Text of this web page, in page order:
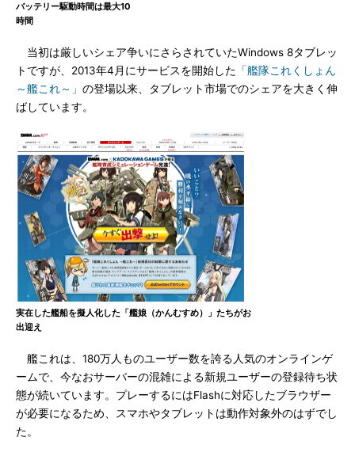
バッテリー駆動時間は最大10
時間
当初は厳しいシェア争いにさらされていたWindows 8タブレッ
トですが、2013年4月にサービスを開始した 「艦隊これくしょん
～艦これ～」 の登場以来、タブレット市場でのシェアを大きく伸
ばしています。
実在した艦船を擬人化した「艦娘（かんむすめ）」たちがお
出迎え
艦これは、180万人ものユーザー数を誇る人気のオンラインゲ
ームで、今なおサーバーの混雑による新規ユーザーの登録待ち状
態が続いています。プレーするにはFlashに対応したブラウザー
が必要になるため、スマホやタブレットは動作対象外のはずでし
た。